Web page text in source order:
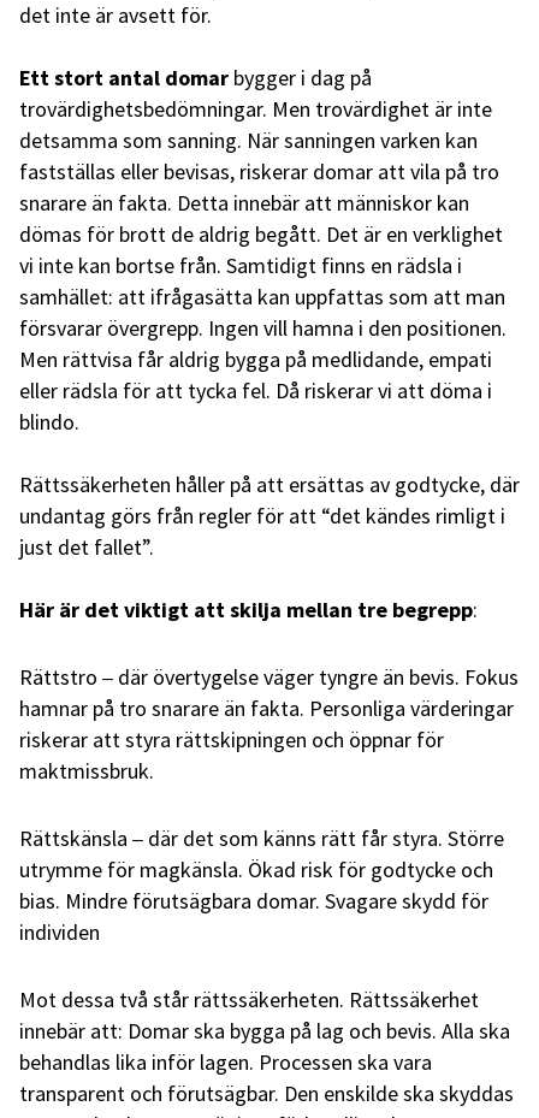
det inte är avsett för.
Ett stort antal domar bygger i dag på
trovärdighetsbedömningar. Men trovärdighet är inte
detsamma som sanning. När sanningen varken kan
fastställas eller bevisas, riskerar domar att vila på tro
snarare än fakta. Detta innebär att människor kan
dömas för brott de aldrig begått. Det är en verklighet
vi inte kan bortse från. Samtidigt finns en rädsla i
samhället: att ifrågasätta kan uppfattas som att man
försvarar övergrepp. Ingen vill hamna i den positionen.
Men rättvisa får aldrig bygga på medlidande, empati
eller rädsla för att tycka fel. Då riskerar vi att döma i
blindo.
Rättssäkerheten håller på att ersättas av godtycke, där
undantag görs från regler för att “det kändes rimligt i
just det fallet”.
Här är det viktigt att skilja mellan tre begrepp:
Rättstro – där övertygelse väger tyngre än bevis. Fokus
hamnar på tro snarare än fakta. Personliga värderingar
riskerar att styra rättskipningen och öppnar för
maktmissbruk.
Rättskänsla – där det som känns rätt får styra. Större
utrymme för magkänsla. Ökad risk för godtycke och
bias. Mindre förutsägbara domar. Svagare skydd för
individen
Mot dessa två står rättssäkerheten. Rättssäkerhet
innebär att: Domar ska bygga på lag och bevis. Alla ska
behandlas lika inför lagen. Processen ska vara
transparent och förutsägbar. Den enskilde ska skyddas